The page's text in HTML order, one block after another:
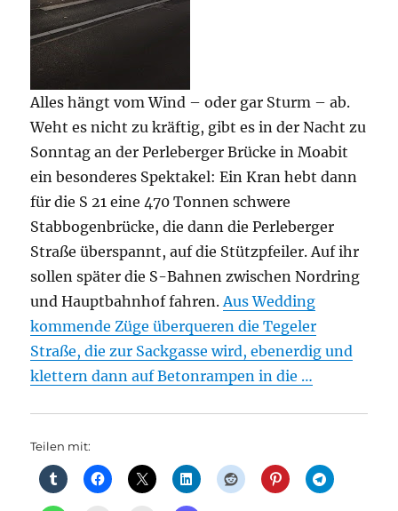
Alles hängt vom Wind – oder gar Sturm – ab.
Weht es nicht zu kräftig, gibt es in der Nacht zu
Sonntag an der Perleberger Brücke in Moabit
ein besonderes Spektakel: Ein Kran hebt dann
für die S 21 eine 470 Tonnen schwere
Stabbogenbrücke, die dann die Perleberger
Straße überspannt, auf die Stützpfeiler. Auf ihr
sollen später die S-Bahnen zwischen Nordring
und Hauptbahnhof fahren.Aus Wedding
kommende Züge überqueren die Tegeler
Straße, die zur Sackgasse wird, ebenerdig und
klettern dann auf Betonrampen in die …
Teilen mit: